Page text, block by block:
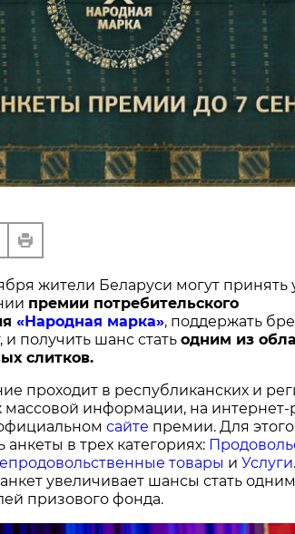
жители Беларуси могут принять
премии потребительского
«Народная марка», поддержать
и получить шанс стать одним из
слитков.
проходит в республиканских и
массовой информации, на интернет-
сайте премии. Для
анкеты в трех категориях:
товары и Услуги
анкет увеличивает шансы стать
призового фонда.